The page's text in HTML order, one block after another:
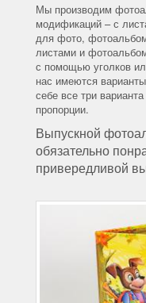
Мы производим
модификаций – с
для фото,
листами и
с помощью уголков
нас имеются
себе все три
пропорции.
Выпускной
обязательно
привередливой